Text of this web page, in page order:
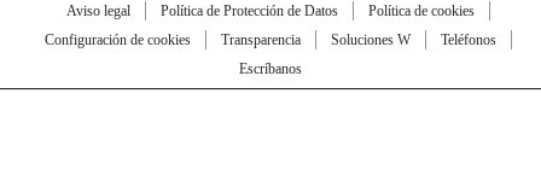
Aviso legal Política de Protección de Datos
Política de cookies
Configuración de cookies
Transparencia Soluciones W
Teléfonos
Escríbanos